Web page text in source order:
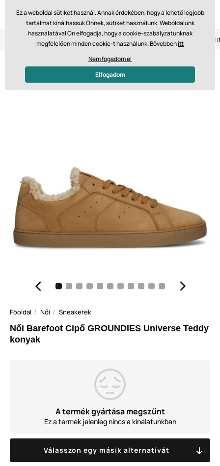
Visszaküldés 14 napon belül Gyors szállítás 61 475 Ft-tól
Főoldal Női Sneakerek
Női Barefoot Cipő GROUNDIES Universe Teddy
konyak
A termék gyártása megszűnt
Ez a termék jelenleg nincs a kínálatunkban
Válasszon egy másik alternatívát
Ez a weboldal sütiket használ. Annak érdekében, hogy a lehető legjobb
tartalmat kínálhassuk Önnek, sütiket használunk. Weboldalunk
használatával Ön elfogadja, hogy a cookie-szabályzatunknak
megfelelően minden cookie-t használunk. Bővebbenitt
Nem fogadom el
Elfogadom